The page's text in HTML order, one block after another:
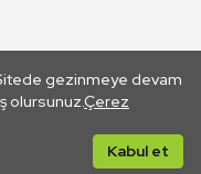
gezinmeye devam
olursunuz.Çerez
Kabul et
yoluyla gidilen dış